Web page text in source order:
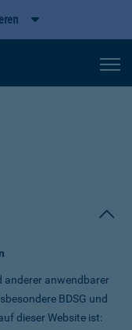
anderer anwendbarer
BDSG und
dieser Website ist: